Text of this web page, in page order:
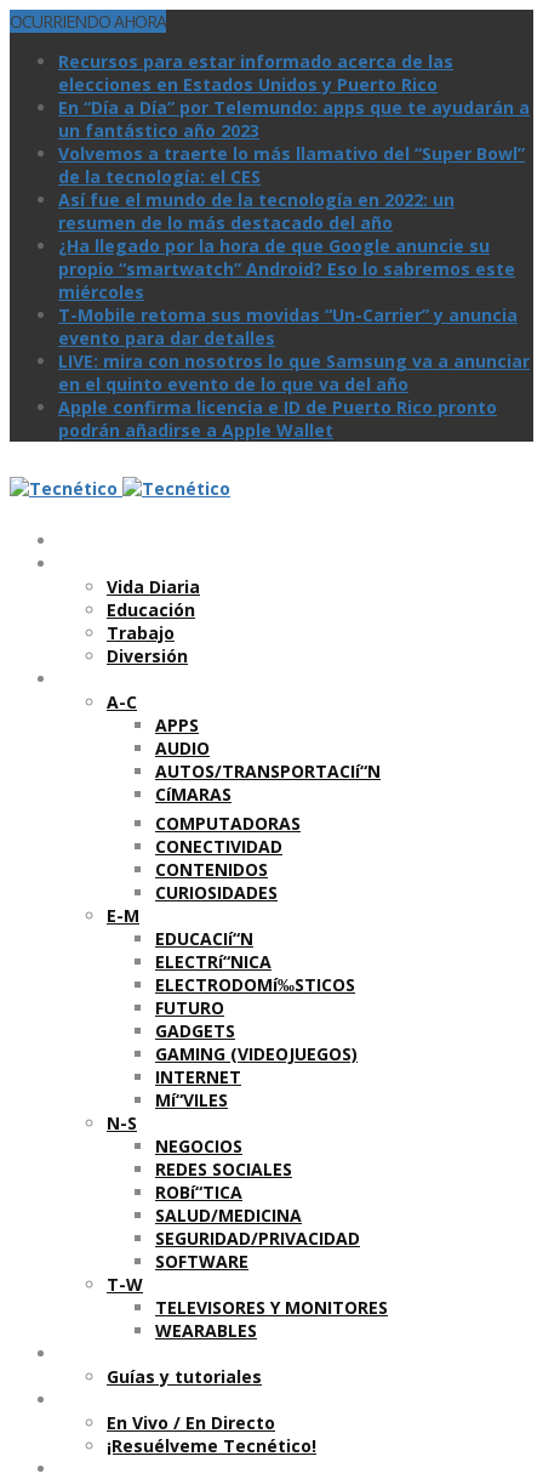
OCURRIENDO AHORA
Recursos para estar informado acerca de las
elecciones en Estados Unidos y Puerto Rico
En “Día a Día” por Telemundo: apps que te ayudarán a
un fantástico año 2023
Volvemos a traerte lo más llamativo del “Super Bowl”
de la tecnologí­a: el CES
Así­ fue el mundo de la tecnologí­a en 2022: un
resumen de lo más destacado del año
¿Ha llegado por la hora de que Google anuncie su
propio “smartwatch” Android? Eso lo sabremos este
miércoles
T-Mobile retoma sus movidas “Un-Carrier” y anuncia
evento para dar detalles
LIVE: mira con nosotros lo que Samsung va a anunciar
en el quinto evento de lo que va del año
Apple confirma licencia e ID de Puerto Rico pronto
podrán añadirse a Apple Wallet
Vida Diaria
Educación
Trabajo
Diversión
A-C
APPS
AUDIO
AUTOS/TRANSPORTACIí“N
CíMARAS
COMPUTADORAS
CONECTIVIDAD
CONTENIDOS
CURIOSIDADES
E-M
EDUCACIí“N
ELECTRí“NICA
ELECTRODOMí‰STICOS
FUTURO
GADGETS
GAMING (VIDEOJUEGOS)
INTERNET
Mí“VILES
N-S
NEGOCIOS
REDES SOCIALES
ROBí“TICA
SALUD/MEDICINA
SEGURIDAD/PRIVACIDAD
SOFTWARE
T-W
TELEVISORES Y MONITORES
WEARABLES
Guí­as y tutoriales
En Vivo / En Directo
¡Resuélveme Tecnético!